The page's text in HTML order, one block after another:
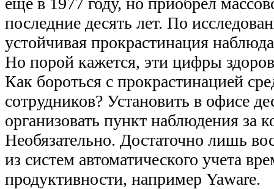
последние десять лет. По
устойчивая прокрастинация
Но порой кажется, эти цифры
Как бороться с прокрастинацией
сотрудников? Установить в офисе
организовать пункт наблюдения за
Необязательно. Достаточно лишь
из систем автоматического учета
продуктивности, например Yaware.